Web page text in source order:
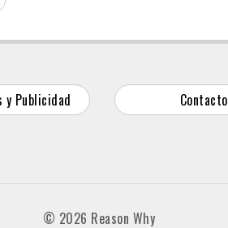
y Publicidad Contacto
© 2026 Reason Why